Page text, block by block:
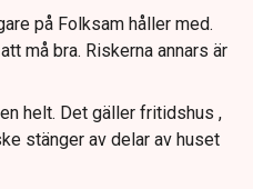
på Folksam håller med.
må bra. Riskerna annars är
helt. Det gäller fritidshus ,
stänger av delar av huset